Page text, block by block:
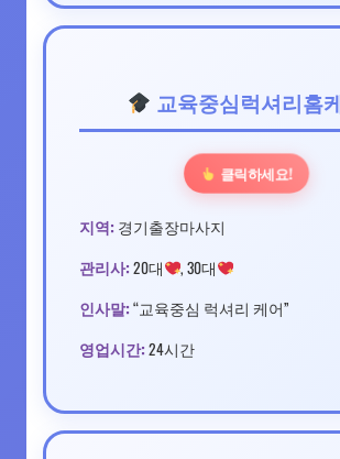
교육중심럭셔리홈
클릭하세요!
지역: 경기출장마사지
관리사: 20대 , 30대
인사말: “교육중심 럭셔리 케어”
영업시간: 24시간